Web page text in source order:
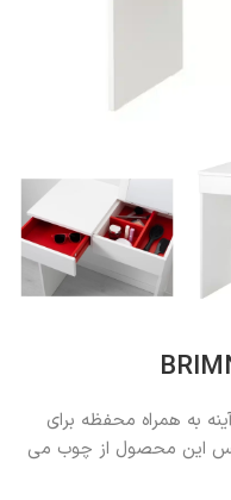
به همراه محفظه برای
این محصول از چوب می